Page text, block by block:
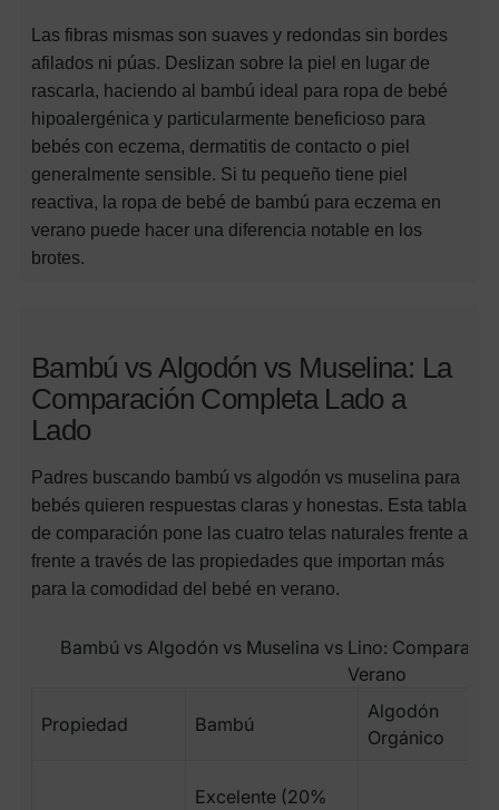
Las fibras mismas son suaves y redondas sin bordes
afilados ni púas. Deslizan sobre la piel en lugar de
rascarla, haciendo al bambú ideal para ropa de bebé
hipoalergénica y particularmente beneficioso para
bebés con eczema, dermatitis de contacto o piel
generalmente sensible. Si tu pequeño tiene piel
reactiva, la ropa de bebé de bambú para eczema en
verano puede hacer una diferencia notable en los
brotes.
Bambú vs Algodón vs Muselina: La
Comparación Completa Lado a
Lado
Padres buscando bambú vs algodón vs muselina para
bebés quieren respuestas claras y honestas. Esta tabla
de comparación pone las cuatro telas naturales frente a
frente a través de las propiedades que importan más
para la comodidad del bebé en verano.
Bambú vs Algodón vs Muselina vs Lino:
Verano
Propiedad Bambú
Algodón
Orgánico
Excelente (20%